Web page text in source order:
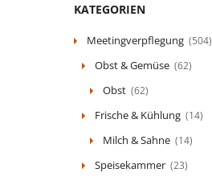
KATEGORIEN
Meetingverpflegung (504)
Obst & Gemüse (62)
Obst (62)
Frische & Kühlung (14)
Milch & Sahne (14)
Speisekammer (23)